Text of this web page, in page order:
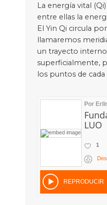
La energía vital
entre ellas la
El Yin Qi circula
llamaremos
un trayecto
superficialmente,
los puntos de